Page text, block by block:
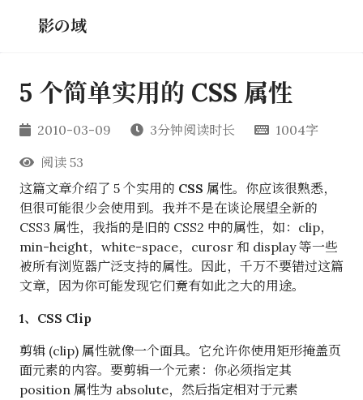
影の域
5 个简单实用的 CSS 属性
2010-03-09 3分钟阅读时长
1004字
阅读 53
这篇文章介绍了 5 个实用的 CSS 属性。你应该很熟悉，
但很可能很少会使用到。我并不是在谈论展望全新的
CSS3 属性，我指的是旧的 CSS2 中的属性，如：clip，
min-height，white-space，curosr 和 display 等一些
被所有浏览器广泛支持的属性。因此，千万不要错过这篇
文章，因为你可能发现它们竟有如此之大的用途。
1、CSS Clip
剪辑 (clip) 属性就像一个面具。它允许你使用矩形掩盖页
面元素的内容。要剪辑一个元素：你必须指定其
position 属性为 absolute，然后指定相对于元素